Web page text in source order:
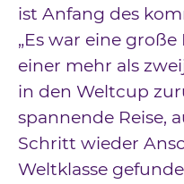
ist Anfang des
„Es war eine
einer mehr als
in den Weltcup
spannende Reise,
Schritt wieder
Weltklasse